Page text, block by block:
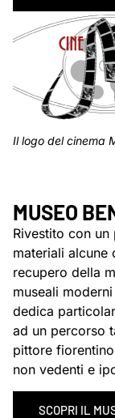
Il logo del cinema
MUSEO
Rivestito con
materiali alcune
recupero della
museali
dedica
ad un percorso
pittore
non vedenti e
SCOPRI IL